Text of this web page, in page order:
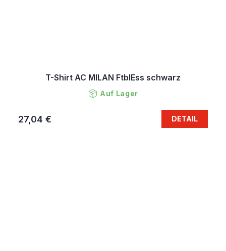
T-Shirt AC MILAN FtblEss schwarz
Auf Lager
27,04 € DETAIL